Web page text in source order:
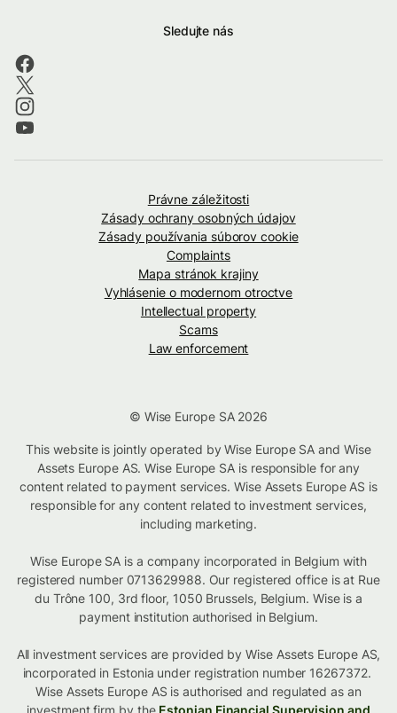
Sledujte nás
Právne záležitosti
Zásady ochrany osobných údajov
Zásady používania súborov cookie
Complaints
Mapa stránok krajiny
Vyhlásenie o modernom otroctve
Intellectual property
Scams
Law enforcement
© Wise Europe SA 2026
This website is jointly operated by Wise Europe SA and Wise
Assets Europe AS. Wise Europe SA is responsible for any
content related to payment services. Wise Assets Europe AS is
responsible for any content related to investment services,
including marketing.
Wise Europe SA is a company incorporated in Belgium with
registered number 0713629988. Our registered office is at Rue
du Trône 100, 3rd floor, 1050 Brussels, Belgium. Wise is a
payment institution authorised in Belgium.
All investment services are provided by Wise Assets Europe AS,
incorporated in Estonia under registration number 16267372.
Wise Assets Europe AS is authorised and regulated as an
investment firm by the Estonian Financial Supervision and